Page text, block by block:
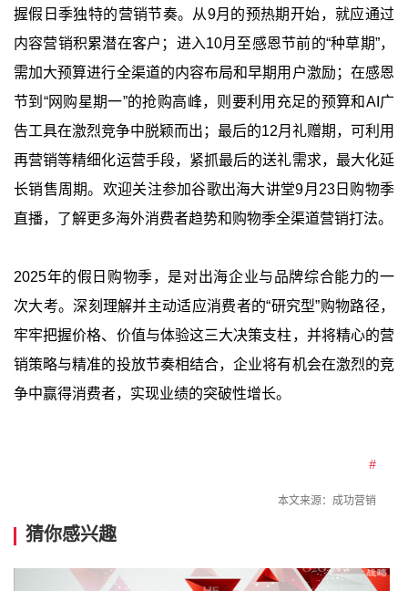
握假日季独特的营销节奏。从9月的预热期开始，就应通过
内容营销积累潜在客户；进入10月至感恩节前的“种草期”，
需加大预算进行全渠道的内容布局和早期用户激励；在感恩
节到“网购星期一”的抢购高峰，则要利用充足的预算和AI广
告工具在激烈竞争中脱颖而出；最后的12月礼赠期，可利用
再营销等精细化运营手段，紧抓最后的送礼需求，最大化延
长销售周期。欢迎关注参加谷歌出海大讲堂9月23日购物季
直播，了解更多海外消费者趋势和购物季全渠道营销打法。
2025年的假日购物季，是对出海企业与品牌综合能力的一
次大考。深刻理解并主动适应消费者的“研究型”购物路径，
牢牢把握价格、价值与体验这三大决策支柱，并将精心的营
销策略与精准的投放节奏相结合，企业将有机会在激烈的竞
争中赢得消费者，实现业绩的突破性增长。
#
本文来源： 成功营销
猜你感兴趣